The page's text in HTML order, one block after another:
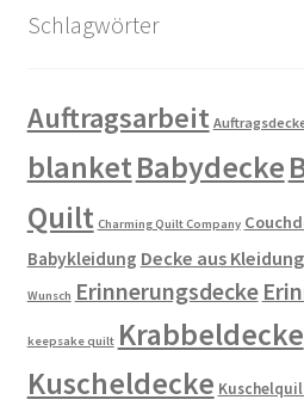
Schlagwörter
Auftragsarbeit
blanketBabydecke
Quilt Charming Quilt Company
Babykleidung Decke aus Kleidung
Wunsch Erinnerungsdecke
keepsake quilt Krabbeldecke
Kuscheldecke